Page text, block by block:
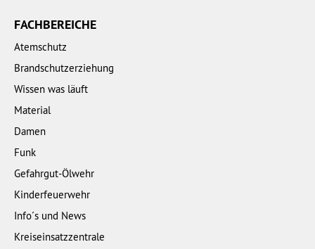
FACHBEREICHE
Atemschutz
Brandschutzerziehung
Wissen was läuft
Material
Damen
Funk
Gefahrgut-Ölwehr
Kinderfeuerwehr
Info´s und News
Kreiseinsatzzentrale